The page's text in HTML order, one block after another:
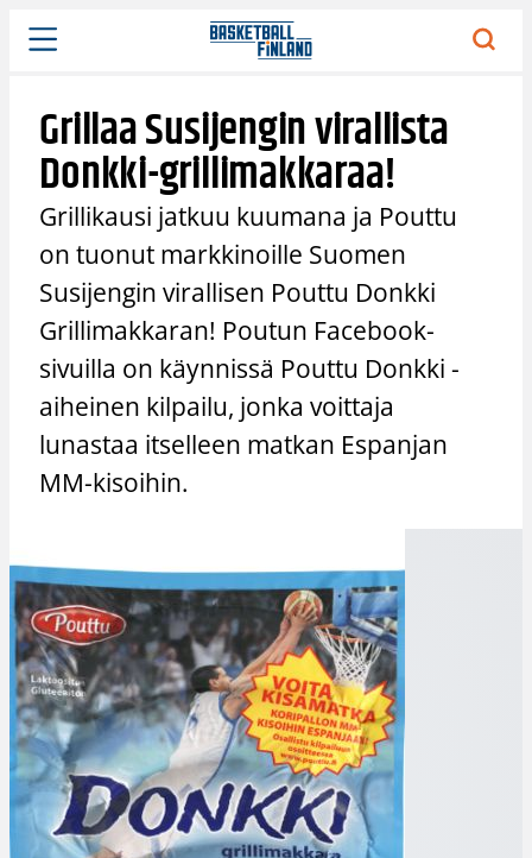
Siirry
sisältöön
Grillaa Susijengin virallista
Donkki-grillimakkaraa!
Grillikausi jatkuu kuumana ja Pouttu
on tuonut markkinoille Suomen
Susijengin virallisen Pouttu Donkki
Grillimakkaran! Poutun Facebook-
sivuilla on käynnissä Pouttu Donkki -
aiheinen kilpailu, jonka voittaja
lunastaa itselleen matkan Espanjan
MM-kisoihin.